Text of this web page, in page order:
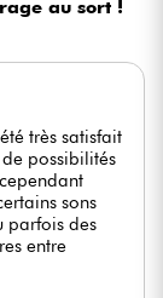
au sort !
très satisfait
possibilités
sons
parfois des
entre